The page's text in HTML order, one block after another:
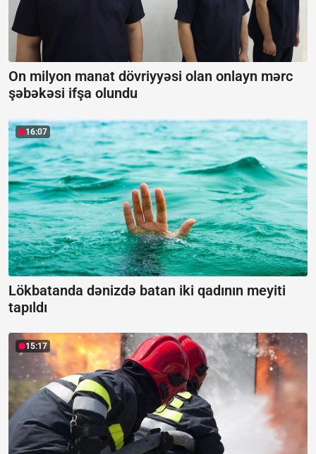
On milyon manat dövriyyəsi olan onlayn mərc
şəbəkəsi ifşa olundu
16:07
Lökbatanda dənizdə batan iki qadının meyiti
tapıldı
15:17